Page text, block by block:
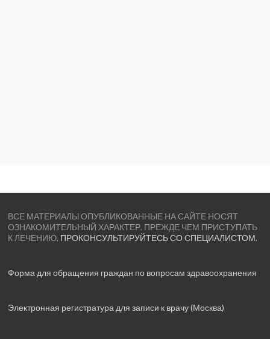
ВСЕ МАТЕРИАЛЫ ОПУБЛИКОВАННЫЕ НА САЙТЕ НОСЯТ
ОЗНАКОМИТЕЛЬНЫЙ ХАРАКТЕР. ПРЕЖДЕ ЧЕМ ПРИСТУПАТЬ
К ЛЕЧЕНИЮ, ПРОКОНСУЛЬТИРУЙТЕСЬ СО СПЕЦИАЛИСТОМ.
Форма для обращения граждан по вопросам здравоохранения
Электронная регистратура для записи к врачу (Москва)